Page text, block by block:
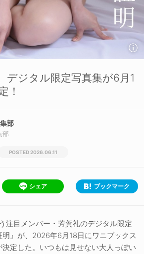
デジタル限定写真集が6月1
！
部
部
2026.06.11
シェア ブックマーク
注目メンバー・芳賀礼のデジタル限定
』が、2026年6月18日にワニブックス
定した。いつもは見せない大人っぽい